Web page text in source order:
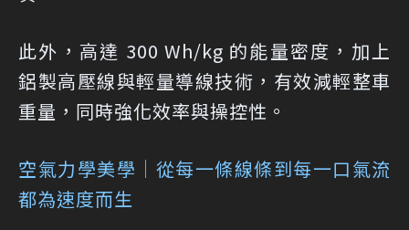
此外，高達 300 Wh/kg 的能量密度，加上
鋁製高壓線與輕量導線技術，有效減輕整車
重量，同時強化效率與操控性。
空氣力學美學｜從每一條線條到每一口氣流
都為速度而生